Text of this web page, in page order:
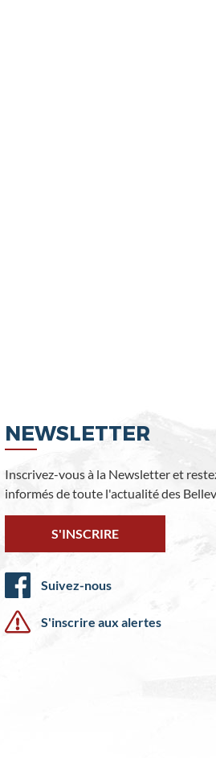
NEWSLETTER
Inscrivez-vous à la Newsletter et
informés de toute l'actualité des
S'INSCRIRE
Suivez-nous
S'inscrire aux alertes